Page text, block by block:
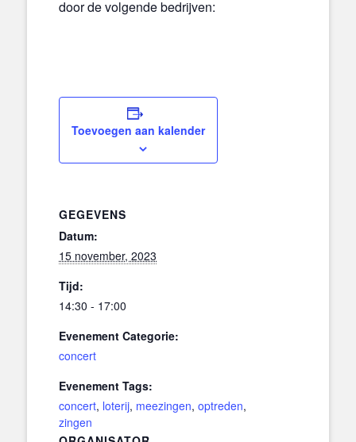
door de volgende bedrijven:
Toevoegen aan kalender
GEGEVENS
Datum:
15 november, 2023
Tijd:
14:30 - 17:00
Evenement Categorie:
concert
Evenement Tags:
concert, loterij, meezingen, optreden,
zingen